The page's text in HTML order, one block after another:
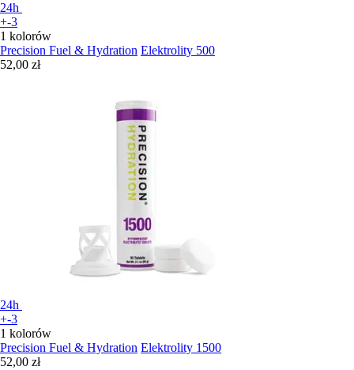
24h
+-3
1 kolorów
Precision Fuel & Hydration Elektrolity 500
52,00 zł
24h
+-3
1 kolorów
Precision Fuel & Hydration Elektrolity 1500
52,00 zł